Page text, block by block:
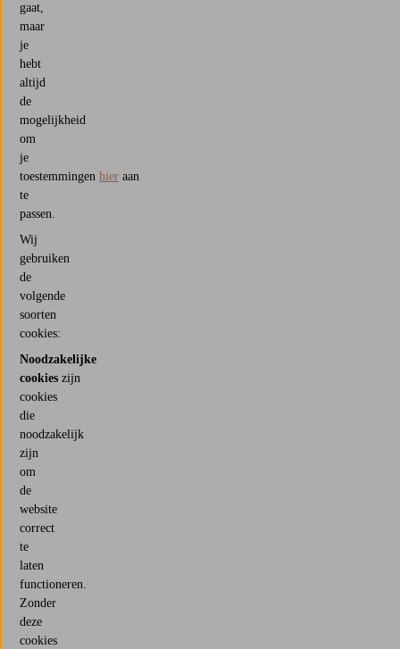
gaat,
maar
je
hebt
altijd
de
mogelijkheid
om
je
toestemmingenhier aan
te
passen.
Wij
gebruiken
de
volgende
soorten
cookies:
Noodzakelijke
cookies zijn
cookies
die
noodzakelijk
zijn
om
de
website
correct
te
laten
functioneren.
Zonder
deze
cookies